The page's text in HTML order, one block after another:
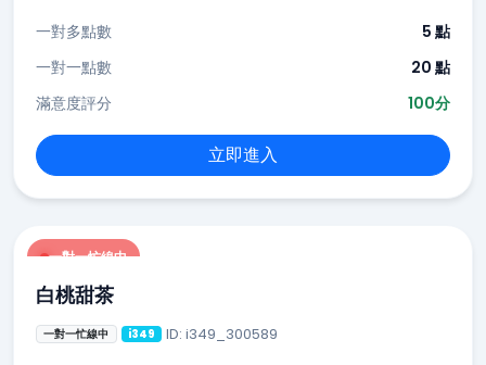
一對多點數
5 點
一對一點數
20 點
滿意度評分
100分
立即進入
一對一忙線中
白桃甜茶
一對一忙線中 i349 ID: i349_300589